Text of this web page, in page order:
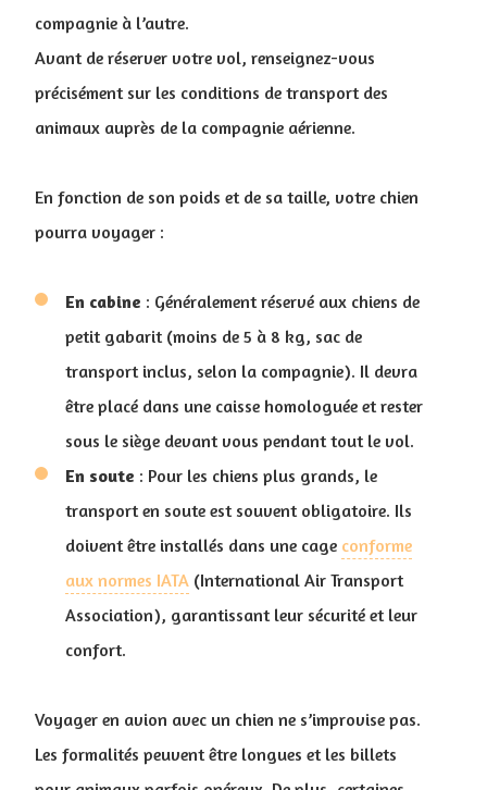
compagnie à l’autre.
Avant de réserver votre vol, renseignez-vous
précisément sur les conditions de transport des
animaux auprès de la compagnie aérienne.
En fonction de son poids et de sa taille, votre chien
pourra voyager :
En cabine : Généralement réservé aux chiens de
petit gabarit (moins de 5 à 8 kg, sac de
transport inclus, selon la compagnie). Il devra
être placé dans une caisse homologuée et rester
sous le siège devant vous pendant tout le vol.
En soute : Pour les chiens plus grands, le
transport en soute est souvent obligatoire. Ils
doivent être installés dans une cage conforme
aux normes IATA (International Air Transport
Association), garantissant leur sécurité et leur
confort.
Voyager en avion avec un chien ne s’improvise pas.
Les formalités peuvent être longues et les billets